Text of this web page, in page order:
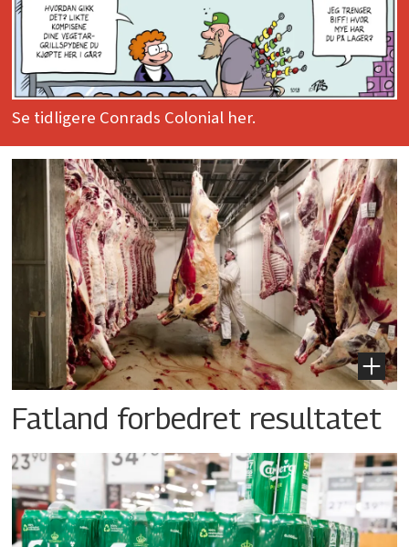
Se tidligere Conrads Colonial her.
Fatland forbedret resultatet